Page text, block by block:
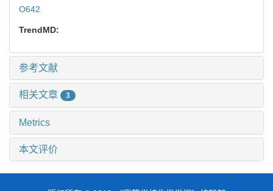
O642
TrendMD:
参考文献
相关文章 3
Metrics
本文评价